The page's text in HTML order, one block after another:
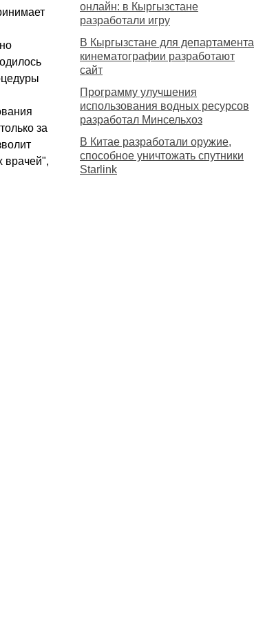
за
врачей",
онлайн: в Кыргызстане
разработали игру
В Кыргызстане для департамента
кинематографии разработают
сайт
Программу улучшения
использования водных ресурсов
разработал Минсельхоз
В Китае разработали оружие,
способное уничтожать спутники
Starlink